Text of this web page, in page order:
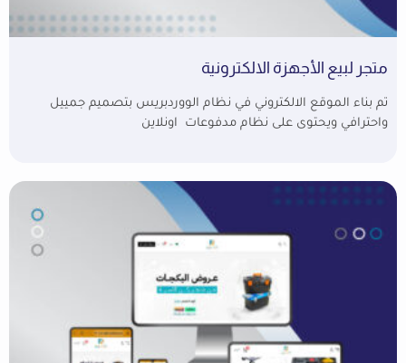
متجر لبيع الأجهزة الالكترونية
تم بناء الموقع الالكتروني في نظام الووردبريس بتصميم جمييل
واحترافي ويحتوى على نظام مدفوعات اونلاين